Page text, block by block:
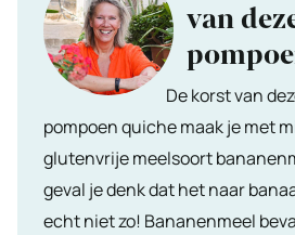
van
De korst van
pompoen quiche maak je met
glutenvrije meelsoort
geval je denk dat het naar
echt niet zo! Bananenmeel